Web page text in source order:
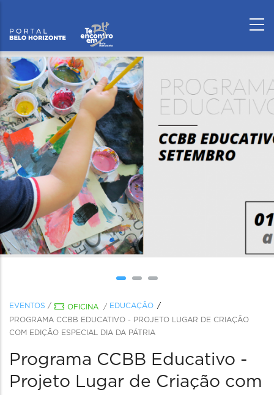
EVENTOS / OFICINA / EDUCAÇÃO
PROGRAMA CCBB EDUCATIVO - PROJETO LUGAR DE CRIAÇÃO
COM EDIÇÃO ESPECIAL DIA DA PÁTRIA
Programa CCBB Educativo -
Projeto Lugar de Criação com